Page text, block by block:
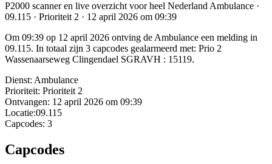
P2000 scanner en live overzicht voor heel Nederland Ambulance ·
09.115 · Prioriteit 2 · 12 april 2026 om 09:39
Om 09:39 op 12 april 2026 ontving de Ambulance een melding in
09.115. In totaal zijn 3 capcodes gealarmeerd met: Prio 2
Wassenaarseweg Clingendael SGRAVH : 15119.
Dienst: Ambulance
Prioriteit: Prioriteit 2
Ontvangen: 12 april 2026 om 09:39
Locatie:09.115
Capcodes: 3
Capcodes